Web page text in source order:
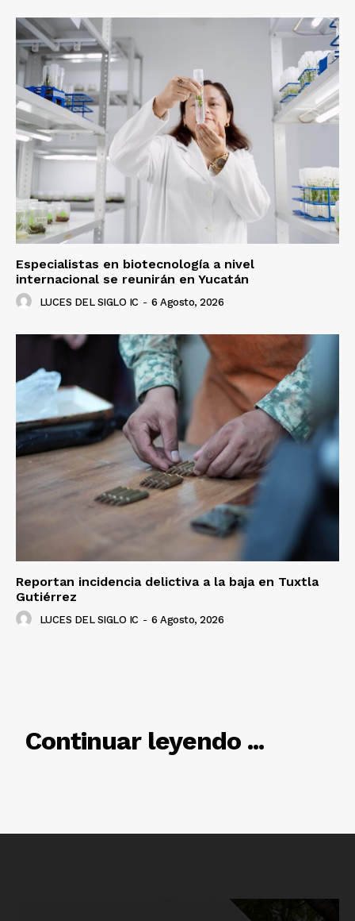
Especialistas en biotecnología a nivel
internacional se reunirán en Yucatán
LUCES DEL SIGLO IC - 6 Agosto, 2026
Reportan incidencia delictiva a la baja en Tuxtla
Gutiérrez
LUCES DEL SIGLO IC - 6 Agosto, 2026
Continuar leyendo ...
RELACIONADO